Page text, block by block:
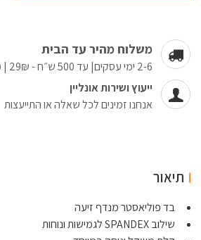
משלוח מהיר עד הבית
2-6 ימי עסקים| עד 500 ש״ח - 29₪ | מעל 500 ש״ח - חינם
ייעוץ ושירות אונליין
אנחנו זמינים לכל שאלה או התייעצות
תיאור
בד פוליאסטר מנדף זיעה
שילוב SPANDEX לגמישות ונוחות